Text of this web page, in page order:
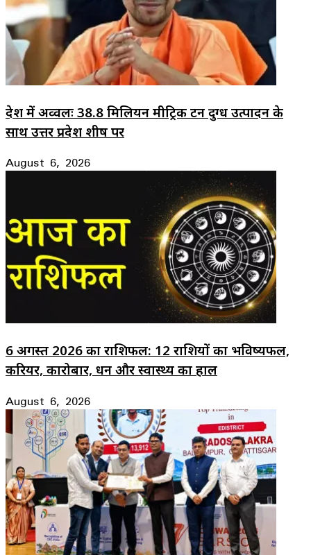
देश में अव्वलः 38.8 मिलियन मीट्रिक टन दुग्ध उत्पादन के
साथ उत्तर प्रदेश शीर्ष पर
August 6, 2026
6 अगस्त 2026 का राशिफल: 12 राशियों का भविष्यफल,
करियर, कारोबार, धन और स्वास्थ्य का हाल
August 6, 2026